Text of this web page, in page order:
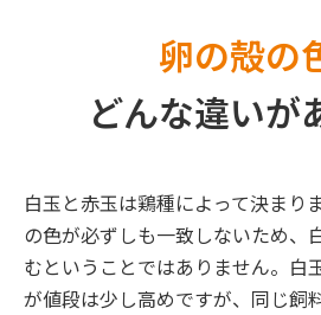
卵の殻の
どんな違いが
白玉と赤玉は鶏種によって決まり
の色が必ずしも一致しないため、
むということではありません。白
が値段は少し高めですが、同じ飼